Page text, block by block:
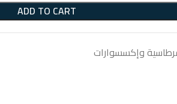
ADD TO CART
وإكسسوارات